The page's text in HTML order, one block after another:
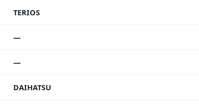
TERIOS
—
—
DAIHATSU